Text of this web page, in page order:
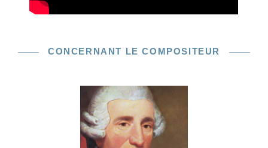
CONCERNANT LE COMPOSITEUR